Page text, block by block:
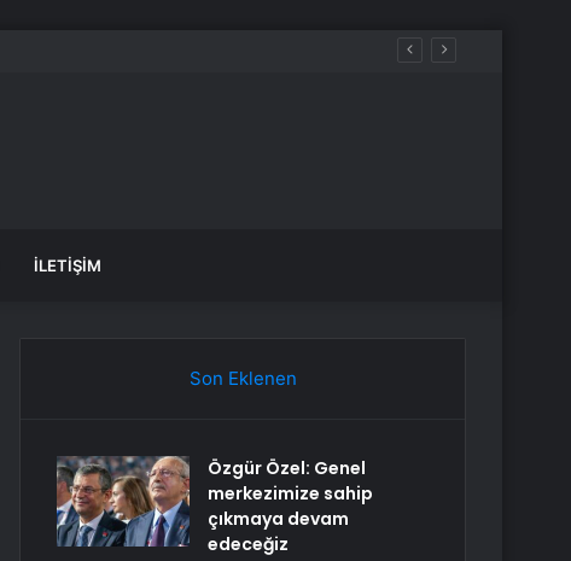
İLETIŞIM
Son Eklenen
Özgür Özel: Genel
merkezimize sahip
çıkmaya devam
edeceğiz